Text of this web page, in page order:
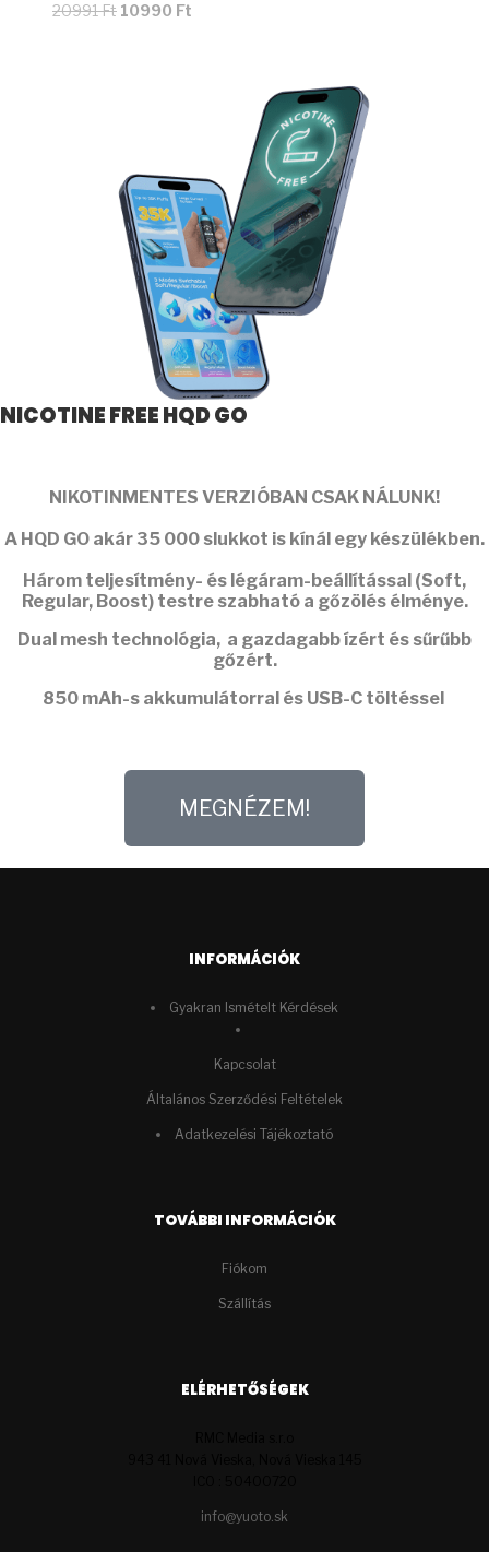
20991Ft 10990 Ft
NICOTINE FREE HQD GO
NIKOTINMENTES VERZIÓBAN CSAK NÁLUNK!
A HQD GO akár 35 000 slukkot is kínál egy készülékben.
Három teljesítmény- és légáram-beállítással (Soft,
Regular, Boost) testre szabható a gőzölés élménye.
Dual mesh technológia, a gazdagabb ízért és sűrűbb
gőzért.
850 mAh-s akkumulátorralés USB-C töltéssel
MEGNÉZEM!
INFORMÁCIÓK
Gyakran Ismételt Kérdések
Kapcsolat
Általános Szerződési Feltételek
Adatkezelési Tájékoztató
TOVÁBBI INFORMÁCIÓK
Fiókom
Szállítás
ELÉRHETŐSÉGEK
info@yuoto.sk